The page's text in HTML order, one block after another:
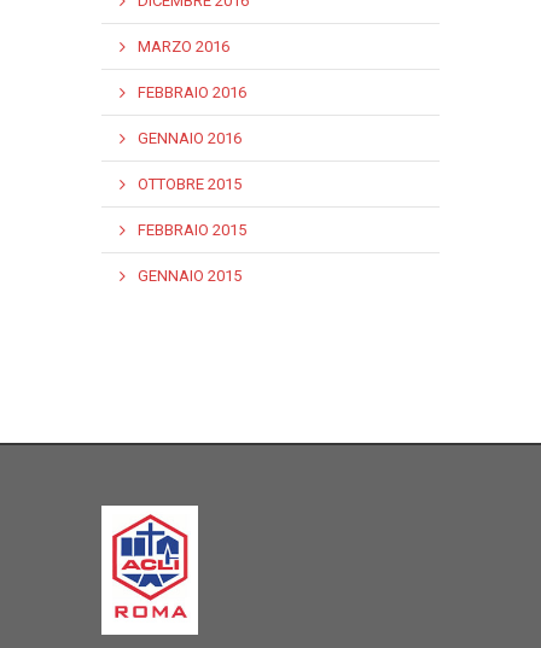
MARZO 2016
FEBBRAIO 2016
GENNAIO 2016
OTTOBRE 2015
FEBBRAIO 2015
GENNAIO 2015